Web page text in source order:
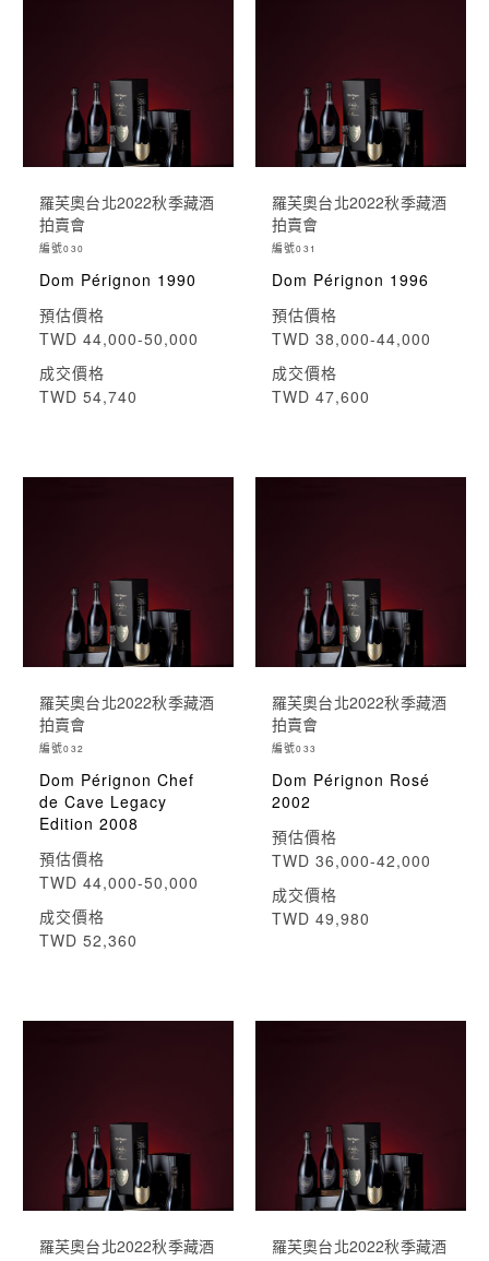
羅芙奧台北2022秋季藏酒
拍賣會
編號030
Dom Pérignon 1990
預估價格
TWD 44,000-50,000
成交價格
TWD 54,740
羅芙奧台北2022秋季藏酒
拍賣會
編號031
Dom Pérignon 1996
預估價格
TWD 38,000-44,000
成交價格
TWD 47,600
羅芙奧台北2022秋季藏酒
拍賣會
編號032
Dom Pérignon Chef
de Cave Legacy
Edition 2008
預估價格
TWD 44,000-50,000
成交價格
TWD 52,360
羅芙奧台北2022秋季藏酒
拍賣會
編號033
Dom Pérignon Rosé
2002
預估價格
TWD 36,000-42,000
成交價格
TWD 49,980
羅芙奧台北2022秋季藏酒
羅芙奧台北2022秋季藏酒